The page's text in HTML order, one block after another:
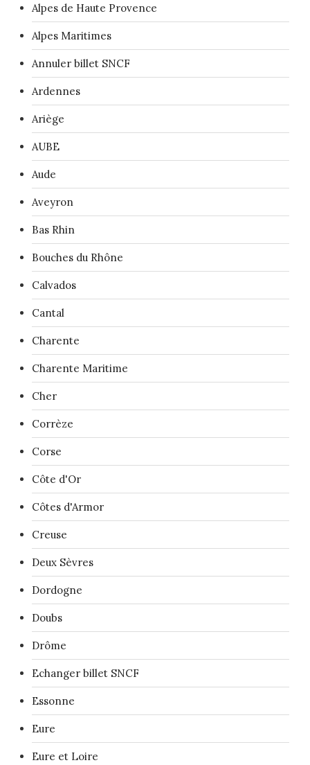
Alpes de Haute Provence
Alpes Maritimes
Annuler billet SNCF
Ardennes
Ariège
AUBE
Aude
Aveyron
Bas Rhin
Bouches du Rhône
Calvados
Cantal
Charente
Charente Maritime
Cher
Corrèze
Corse
Côte d'Or
Côtes d'Armor
Creuse
Deux Sèvres
Dordogne
Doubs
Drôme
Echanger billet SNCF
Essonne
Eure
Eure et Loire